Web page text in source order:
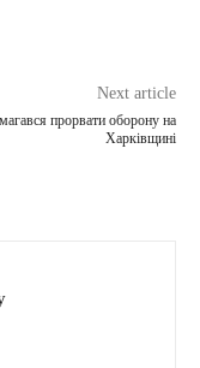
Next article
прорвати оборону на
Харківщині